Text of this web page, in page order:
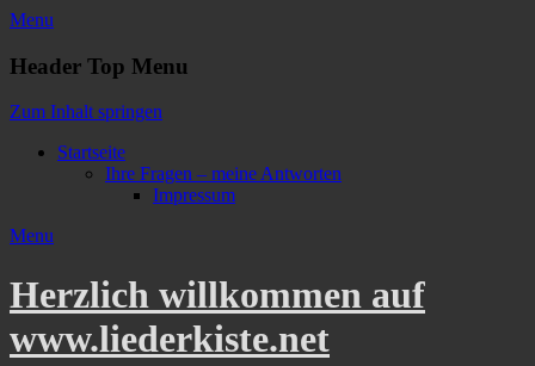
Menu
Header Top Menu
Zum Inhalt springen
Startseite
Ihre Fragen – meine Antworten
Impressum
Menu
Herzlich willkommen auf
www.liederkiste.net